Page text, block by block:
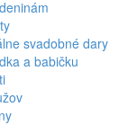
svadobné dary
a babičku